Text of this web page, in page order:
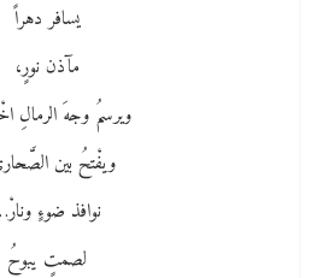
يسافر دهراً
مآذن نورٍ،
ويرسمُ وجهَ الرمالِ
ويفْتحُ بين
نوافذ ضوءٍ
لصمتٍ يبوحُ